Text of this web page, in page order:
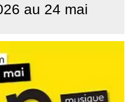
au 24 mai